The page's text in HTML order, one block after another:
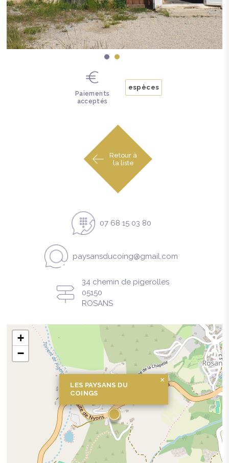
Paiements
acceptés
espèces
Retour à
la liste
07 68 15 03 80
paysansducoing@gmail.com
34 chemin de pigerolles
05150
ROSANS
LES PAYSANS DU
COINGS
×
+
−